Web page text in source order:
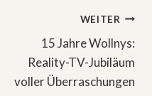
WEITER
15 Jahre Wollnys:
Reality-TV-Jubiläum
voller Überraschungen